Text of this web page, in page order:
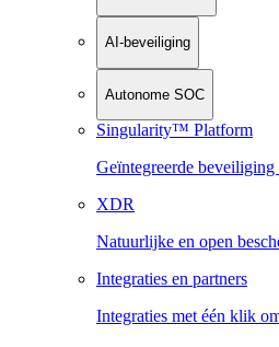
AI-beveiliging
Autonome SOC
Singularity™ Platform
Geïntegreerde
XDR
Natuurlijke en open
Integraties en partners
Integraties met één klik